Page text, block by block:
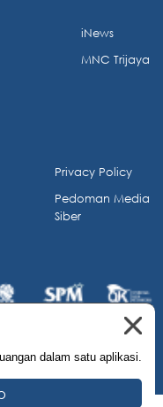
dalam satu aplikasi.
iNews
MNC Trijaya
Privacy Policy
Pedoman Media
Siber
Reserved.